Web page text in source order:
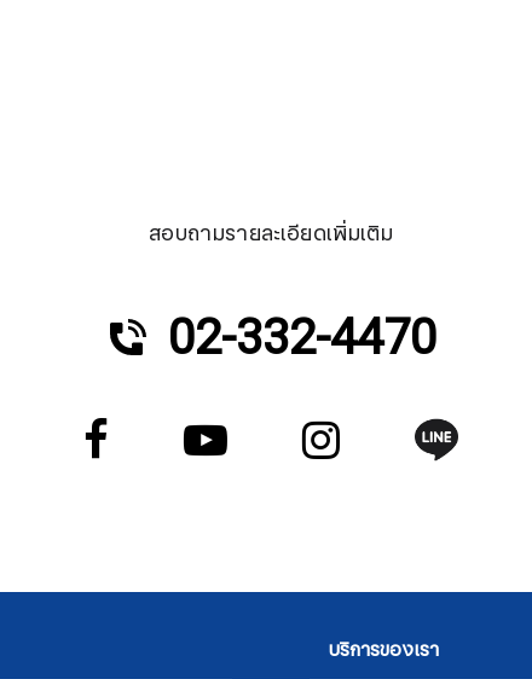
สอบถามรายละเอียดเพิ่มเติม
02-332-4470
บริการของเรา